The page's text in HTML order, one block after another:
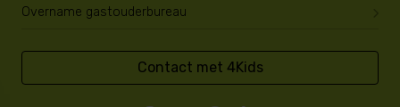
Overname gastouderbureau
Contact met 4Kids